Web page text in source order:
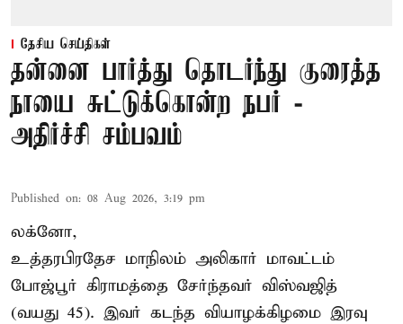
தேசிய செய்திகள்
தன்னை பார்த்து தொடர்ந்து குரைத்த
நாயை சுட்டுக்கொன்ற நபர் -
அதிர்ச்சி சம்பவம்
Published on: 08 Aug 2026, 3:19 pm
லக்னோ,
உத்தரபிரதேச மாநிலம் அலிகார் மாவட்டம்
போஜ்பூர் கிராமத்தை சேர்ந்தவர் விஸ்வஜித்
(வயது 45). இவர் கடந்த வியாழக்கிழமை இரவு